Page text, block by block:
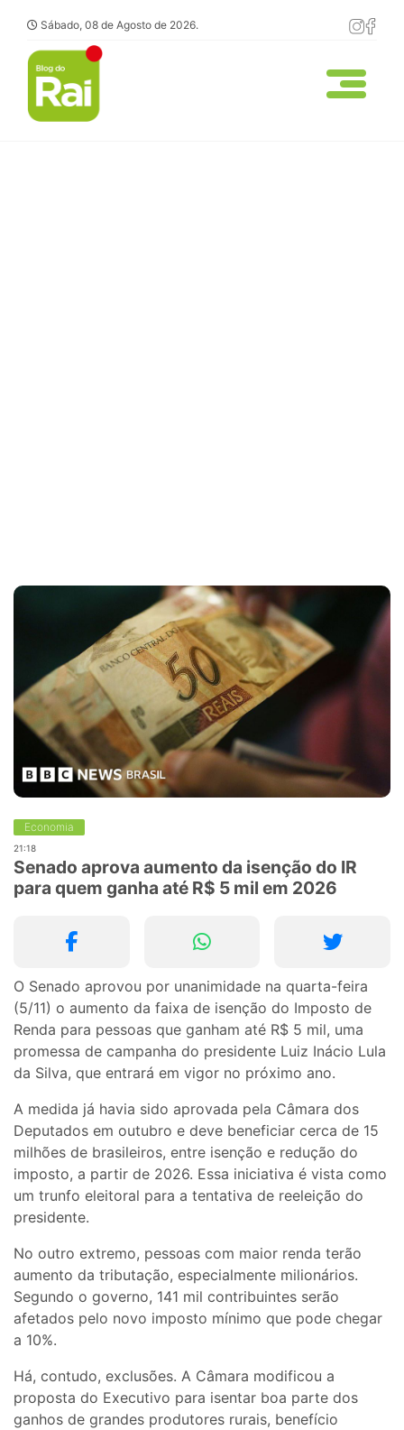
Sábado, 08 de Agosto de 2026.
Economia
21:18
Senado aprova aumento da isenção do IR
para quem ganha até R$ 5 mil em 2026
O Senado aprovou por unanimidade na quarta-feira
(5/11) o aumento da faixa de isenção do Imposto de
Renda para pessoas que ganham até R$ 5 mil, uma
promessa de campanha do presidente Luiz Inácio Lula
da Silva, que entrará em vigor no próximo ano.
A medida já havia sido aprovada pela Câmara dos
Deputados em outubro e deve beneficiar cerca de 15
milhões de brasileiros, entre isenção e redução do
imposto, a partir de 2026. Essa iniciativa é vista como
um trunfo eleitoral para a tentativa de reeleição do
presidente.
No outro extremo, pessoas com maior renda terão
aumento da tributação, especialmente milionários.
Segundo o governo, 141 mil contribuintes serão
afetados pelo novo imposto mínimo que pode chegar
a 10%.
Há, contudo, exclusões. A Câmara modificou a
proposta do Executivo para isentar boa parte dos
ganhos de grandes produtores rurais, benefício